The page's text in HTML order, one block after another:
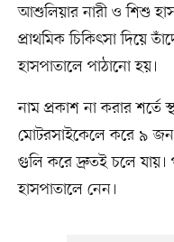
আশুলিয়ার নারী ও শিশু
প্রাথমিক চিকিৎসা দিয়ে
হাসপাতালে পাঠানো হয়।
নাম প্রকাশ না করার শর্তে
মোটরসাইকেলে করে ৯
গুলি করে দ্রুতই চলে
হাসপাতালে নেন।